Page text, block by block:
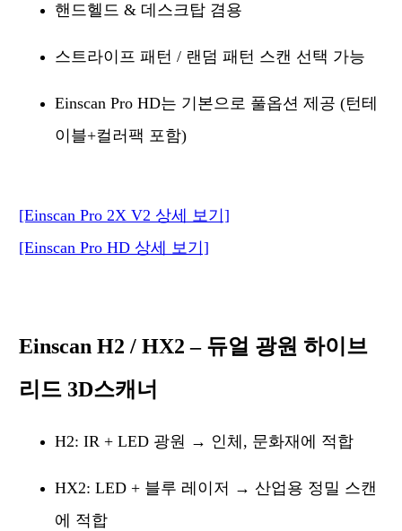
핸드헬드 & 데스크탑 겸용
스트라이프 패턴 / 랜덤 패턴 스캔 선택 가능
Einscan Pro HD는 기본으로 풀옵션 제공 (턴테
이블+컬러팩 포함)
[Einscan Pro 2X V2 상세 보기]
[Einscan Pro HD 상세 보기]
Einscan H2 / HX2 – 듀얼 광원 하이브
리드 3D스캐너
H2: IR + LED 광원 → 인체, 문화재에 적합
HX2: LED + 블루 레이저 → 산업용 정밀 스캔
에 적합